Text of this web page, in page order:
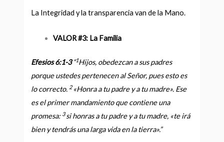
La Integridad y la transparencia van de la Mano.
VALOR #3: La Familia
Efesios 6:1-3“1Hijos, obedezcan a sus padres
porque ustedes pertenecen al Señor, pues esto es
lo correcto.2 «Honra a tu padre y a tu madre». Ese
es el primer mandamiento que contiene una
promesa: 3si honras a tu padre y a tu madre, «te irá
bien y tendrás una larga vida en la tierra».”